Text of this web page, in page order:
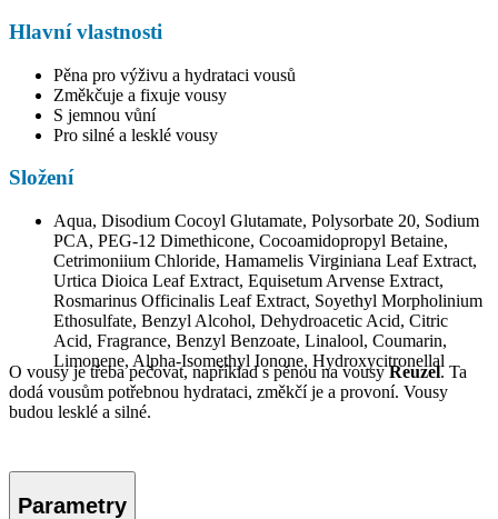
Hlavní vlastnosti
Pěna pro výživu a hydrataci vousů
Změkčuje a fixuje vousy
S jemnou vůní
Pro silné a lesklé vousy
Složení
Aqua, Disodium Cocoyl Glutamate, Polysorbate 20, Sodium
PCA, PEG-12 Dimethicone, Cocoamidopropyl Betaine,
Cetrimoniium Chloride, Hamamelis Virginiana Leaf Extract,
Urtica Dioica Leaf Extract, Equisetum Arvense Extract,
Rosmarinus Officinalis Leaf Extract, Soyethyl Morpholinium
Ethosulfate, Benzyl Alcohol, Dehydroacetic Acid, Citric
Acid, Fragrance, Benzyl Benzoate, Linalool, Coumarin,
Limonene, Alpha-Isomethyl Ionone, Hydroxycitronellal
O vousy je třeba pečovat, například s pěnou na vousyReuzel. Ta
dodá vousům potřebnou hydrataci, změkčí je a provoní. Vousy
budou lesklé a silné.
Parametry